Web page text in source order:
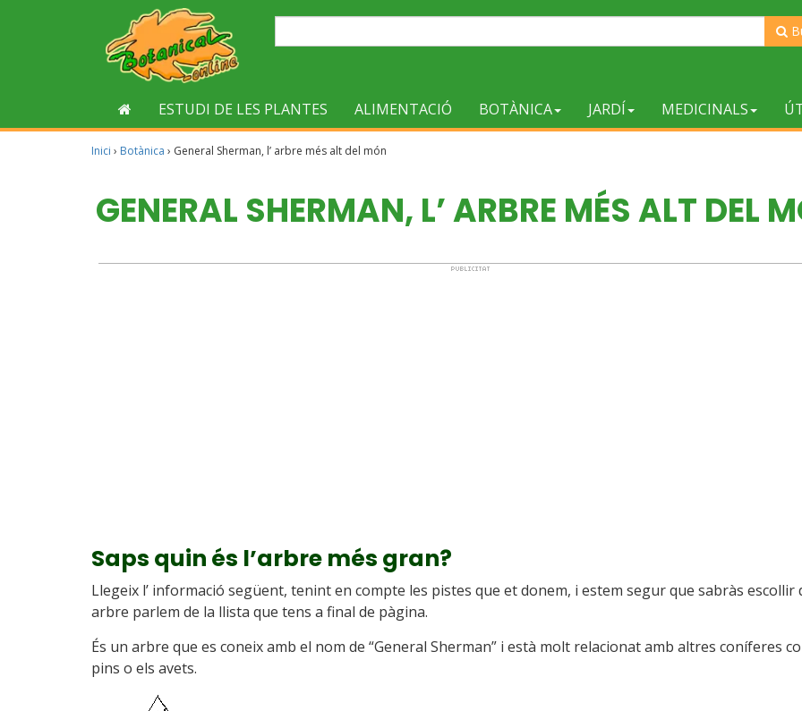
ESTUDI DE LES PLANTES ALIMENTACIÓ BOTÀNICA JARDÍ MEDICINALS
Inici › Botànica › General Sherman, l’ arbre més alt del món
GENERAL SHERMAN, L’ ARBRE MÉS ALT DEL
Saps quin és l’arbre més gran?
Llegeix l’ informació següent, tenint en compte les pistes que et donem, i estem segur que sabràs escollir
arbre parlem de la llista que tens a final de pàgina.
És un arbre que es coneix amb el nom de “General Sherman” i està molt relacionat amb altres coníferes
pins o els avets.